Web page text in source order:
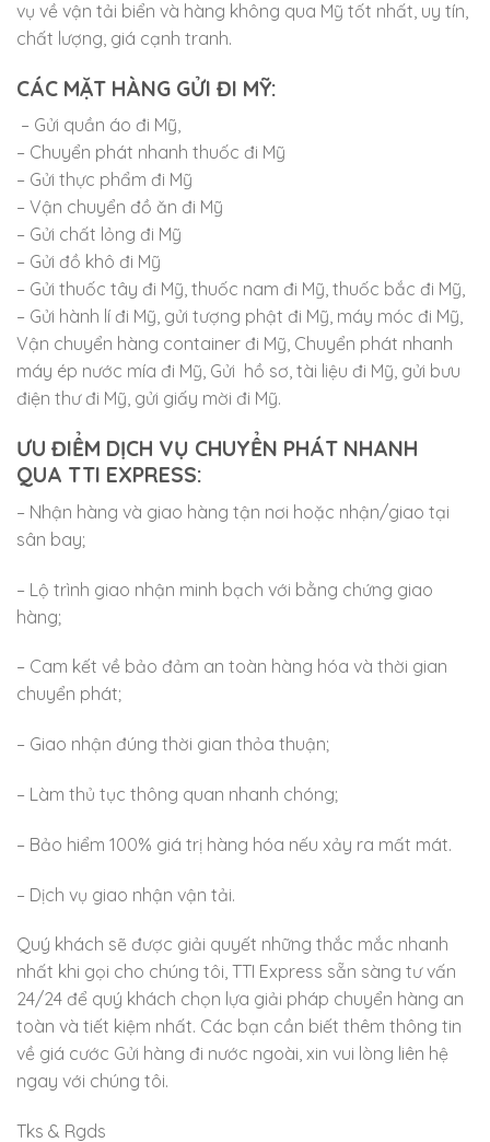
vụ về vận tải biển và hàng không qua Mỹ tốt nhất, uy tín,
chất lượng, giá cạnh tranh.
CÁC MẶT HÀNG GỬI ĐI MỸ:
– Gửi quần áo đi Mỹ,
– Chuyển phát nhanh thuốc đi Mỹ
– Gửi thực phẩm đi Mỹ
– Vận chuyển đồ ăn đi Mỹ
– Gửi chất lỏng đi Mỹ
– Gửi đồ khô đi Mỹ
– Gửi thuốc tây đi Mỹ, thuốc nam đi Mỹ, thuốc bắc đi Mỹ,
– Gửi hành lí đi Mỹ, gửi tượng phật đi Mỹ, máy móc đi Mỹ,
Vận chuyển hàng container đi Mỹ, Chuyển phát nhanh
máy ép nước mía đi Mỹ, Gửi hồ sơ, tài liệu đi Mỹ, gửi bưu
điện thư đi Mỹ, gửi giấy mời đi Mỹ.
ƯU ĐIỂM DỊCH VỤ CHUYỂN PHÁT NHANH
QUA TTI EXPRESS:
– Nhận hàng và giao hàng tận nơi hoặc nhận/giao tại
sân bay;
– Lộ trình giao nhận minh bạch với bằng chứng giao
hàng;
– Cam kết về bảo đảm an toàn hàng hóa và thời gian
chuyển phát;
– Giao nhận đúng thời gian thỏa thuận;
– Làm thủ tục thông quan nhanh chóng;
– Bảo hiểm 100% giá trị hàng hóa nếu xảy ra mất mát.
– Dịch vụ giao nhận vận tải.
Quý khách sẽ được giải quyết những thắc mắc nhanh
nhất khi gọi cho chúng tôi, TTI Express sẵn sàng tư vấn
24/24 để quý khách chọn lựa giải pháp chuyển hàng an
toàn và tiết kiệm nhất. Các bạn cần biết thêm thông tin
về giá cước Gửi hàng đi nước ngoài, xin vui lòng liên hệ
ngay với chúng tôi.
Tks & Rgds